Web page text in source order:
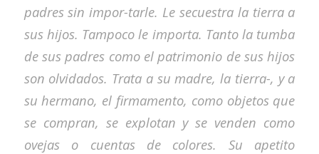
padres sin impor-tarle. Le secuestra la tierra a
sus hijos. Tampoco le importa. Tanto la tumba
de sus padres como el patrimonio de sus hijos
son olvidados. Trata a su madre, la tierra-, y a
su hermano, el firmamento, como objetos que
se compran, se explotan y se venden como
ovejas o cuentas de colores. Su apetito